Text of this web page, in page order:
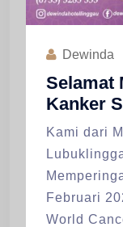
Dewinda
Selamat
Kanker
Kami dari
Februari
World